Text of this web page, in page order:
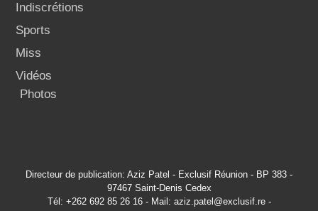
Indiscrétions
Sports
Miss
Vidéos
Photos
Directeur de publication: Aziz Patel - Exclusif Réunion - BP 383 -
97467 Saint-Denis Cedex
Tél: +262 692 85 26 16 - Mail: aziz.patel@exclusif.re -